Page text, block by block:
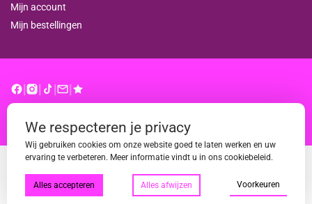
Mijn account
Mijn bestellingen
We respecteren je privacy
Wij gebruiken cookies om onze website goed te laten werken en uw
ervaring te verbeteren. Meer informatie vindt u in ons cookiebeleid.
Alles accepteren Alles afwijzen Voorkeuren